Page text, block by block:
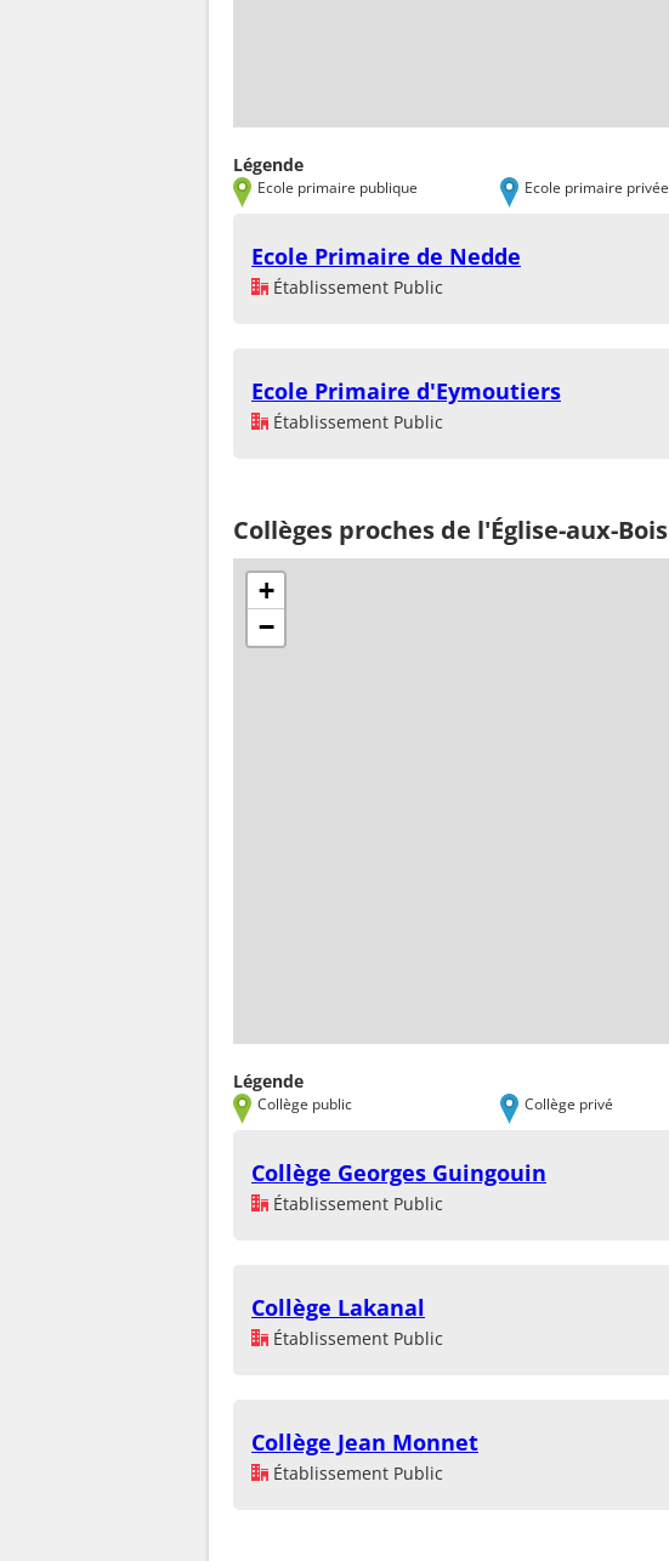
Légende
Ecole primaire publique Ecole primaire privée
Ecole Primaire de Nedde
Établissement Public
Ecole Primaire d'Eymoutiers
Établissement Public
Collèges proches de l'Église-aux-Bois
+
−
Légende
Collège public Collège privé
Collège Georges Guingouin
Établissement Public
Collège Lakanal
Établissement Public
Collège Jean Monnet
Établissement Public